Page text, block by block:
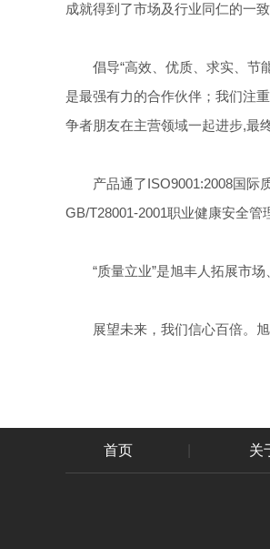
成就得到了市场及行业同仁的一
倡导“高效、优质、求实、节能
是最强有力的合作伙伴；我们注
争者朋友在主营领域一起进步,最
产品通了ISO9001:2008国际质
GB/T28001-2001职业健康安全
“质量立业”是旭丰人拓展市场
展望未来，我们信心百倍。旭
首页 关